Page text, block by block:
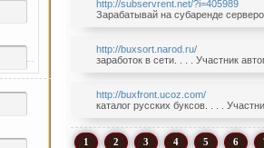
http://subservrent.net/?i=405989
Зарабатывай на субаренде
http://buxsort.narod.ru/
заработок в сети. . . . Участник
http://buxfront.ucoz.com/
каталог русских буксов. . . .
1 2 3 4 5 6